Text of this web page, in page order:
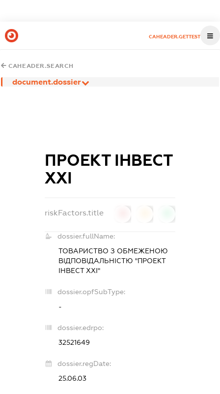
CAHEADER.GETTEST
CAHEADER.SEARCH
document.dossier
ПРОЕКТ ІНВЕСТ
ХХІ
riskFactors.title
dossier.fullName:
ТОВАРИСТВО З ОБМЕЖЕНОЮ
ВІДПОВІДАЛЬНІСТЮ "ПРОЕКТ
ІНВЕСТ ХХІ"
dossier.opfSubType:
-
dossier.edrpo:
32521649
dossier.regDate:
25.06.03